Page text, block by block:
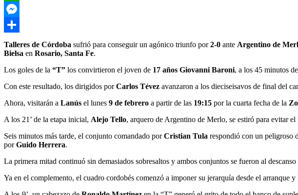
WhatsApp
Messenger
Compartir
Talleres de Córdoba sufrió para conseguir un agónico triunfo por2-0 ante Argentino de
Bielsa en Rosario, Santa Fe.
Los goles de la “T” los convirtieron el joven de 17 años Giovanni Baroni, a los 45 minutos
Con este resultado, los dirigidos porCarlos Tévez avanzaron a los dieciseisavos de final del
Ahora, visitarán a Lanús el lunes 9 de febrero a partir de las 19:15 por la cuarta fecha de la
A los 21’ de la etapa inicial, Alejo Tello, arquero de Argentino de Merlo, se estiró para evitar
Seis minutos más tarde, el conjunto comandado porCristian Tula respondió con un peligroso
porGuido Herrera.
La primera mitad continuó sin demasiados sobresaltos y ambos conjuntos se fueron al
Ya en el complemento, el cuadro cordobés comenzó a imponer su jerarquía desde el